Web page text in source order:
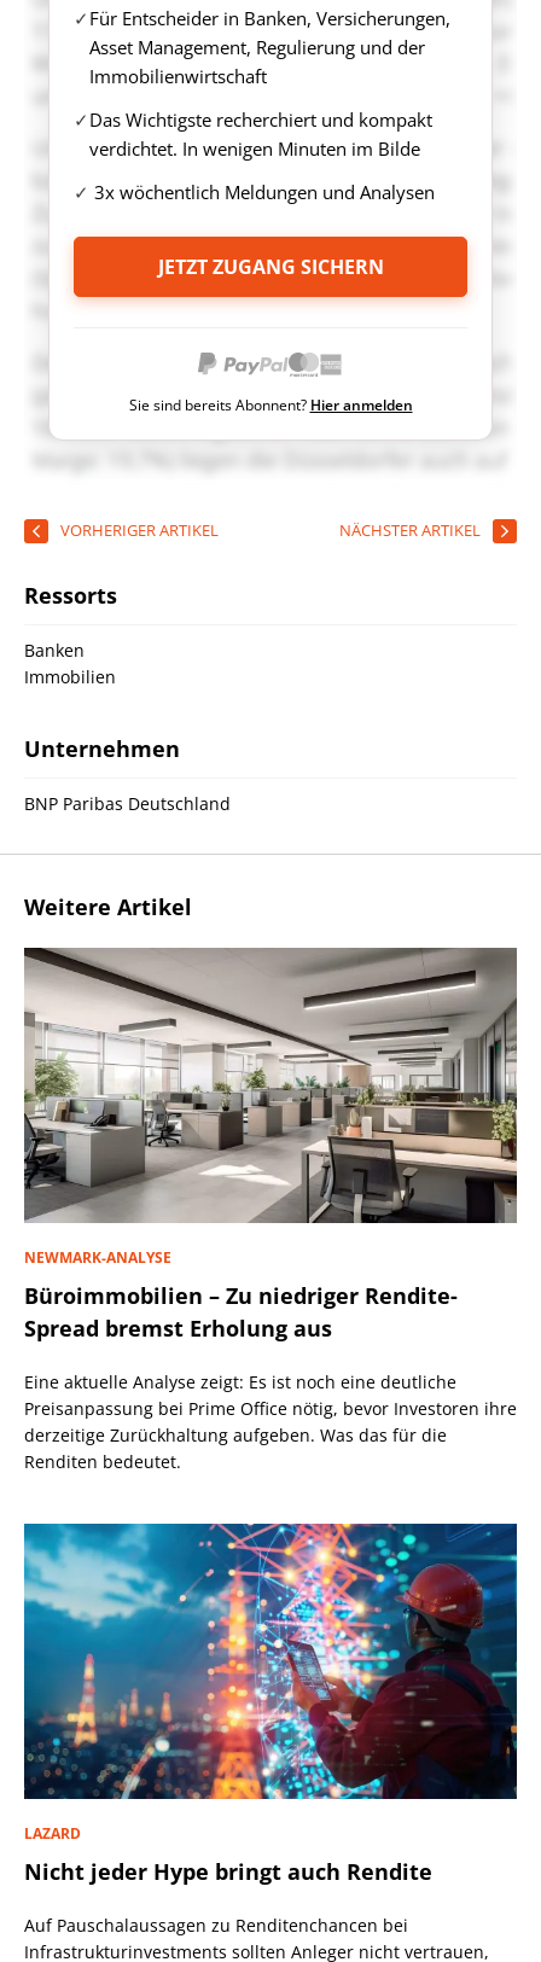
Für Entscheider in Banken, Versicherungen,
Asset Management, Regulierung und der
Immobilienwirtschaft
Das Wichtigste recherchiert und kompakt
verdichtet. In wenigen Minuten im Bilde
3x wöchentlich Meldungen und Analysen
JETZT ZUGANG SICHERN
Sie sind bereits Abonnent? Hier anmelden
VORHERIGER ARTIKEL NÄCHSTER ARTIKEL
Ressorts
Banken
Immobilien
Unternehmen
BNP Paribas Deutschland
Weitere Artikel
NEWMARK-ANALYSE
Büroimmobilien – Zu niedriger Rendite-
Spread bremst Erholung aus
Eine aktuelle Analyse zeigt: Es ist noch eine deutliche
Preisanpassung bei Prime Office nötig, bevor Investoren ihre
derzeitige Zurückhaltung aufgeben. Was das für die
Renditen bedeutet.
LAZARD
Nicht jeder Hype bringt auch Rendite
Auf Pauschalaussagen zu Renditenchancen bei
Infrastrukturinvestments sollten Anleger nicht vertrauen,